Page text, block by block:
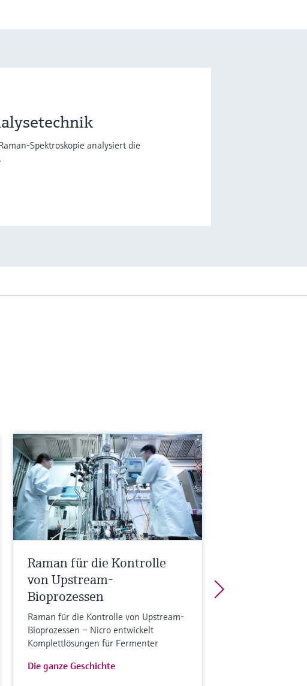
Spektroskopie analysiert die
Raman für die Kontrolle
von Upstream-
Bioprozessen
Raman für die Kontrolle von Upstream-
Bioprozessen – Nicro entwickelt
Komplettlösungen für Fermenter
Die ganze Geschichte